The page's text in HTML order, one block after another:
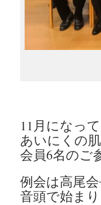
11月になっ
あいにくの
会員6名のご
例会は高尾
音頭で始まり